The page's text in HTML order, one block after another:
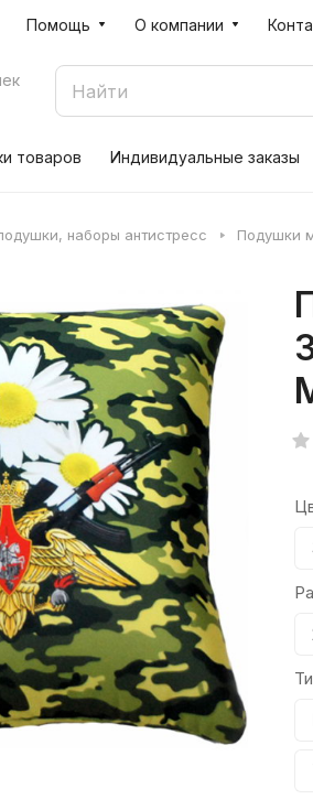
Помощь О компании
товаров Индивидуальные заказы
наборы антистресс Подушки